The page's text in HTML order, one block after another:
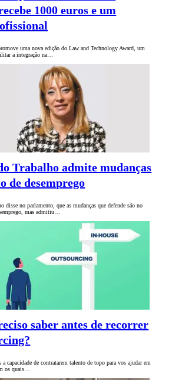
1000 euros e um
uma nova edição do Law and Technology Award, um
a integração na…
Trabalho admite mudanças
de desemprego
disse no parlamento, que as mudanças que defende são no
mas admitiu…
saber antes de recorrer
capacidade de contratarem talento de topo para vos ajudar em
os quais…